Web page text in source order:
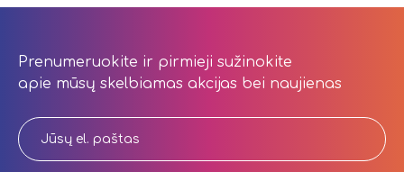
Prenumeruokite ir pirmieji sužinokite
apie mūsų skelbiamas akcijas bei naujienas